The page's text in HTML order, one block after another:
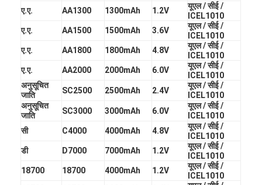
ए.ए.
AA1300 1300mAh 1.2V
यूएल / सीई /
ICEL1010
ए.ए.
AA1500 1500mAh 3.6V
यूएल / सीई /
ICEL1010
ए.ए.
AA1800 1800mAh 4.8V
यूएल / सीई /
ICEL1010
ए.ए.
AA2000 2000mAh 6.0V
यूएल / सीई /
ICEL1010
अनुसूचित
जाति
SC2500 2500mAh 2.4V
यूएल / सीई /
ICEL1010
अनुसूचित
जाति
SC3000 3000mAh 6.0V
यूएल / सीई /
ICEL1010
सी
C4000 4000mAh 4.8V
यूएल / सीई /
ICEL1010
डी
D7000 7000mAh 1.2V
यूएल / सीई /
ICEL1010
18700
18700 4000mAh 1.2V
यूएल / सीई /
ICEL1010